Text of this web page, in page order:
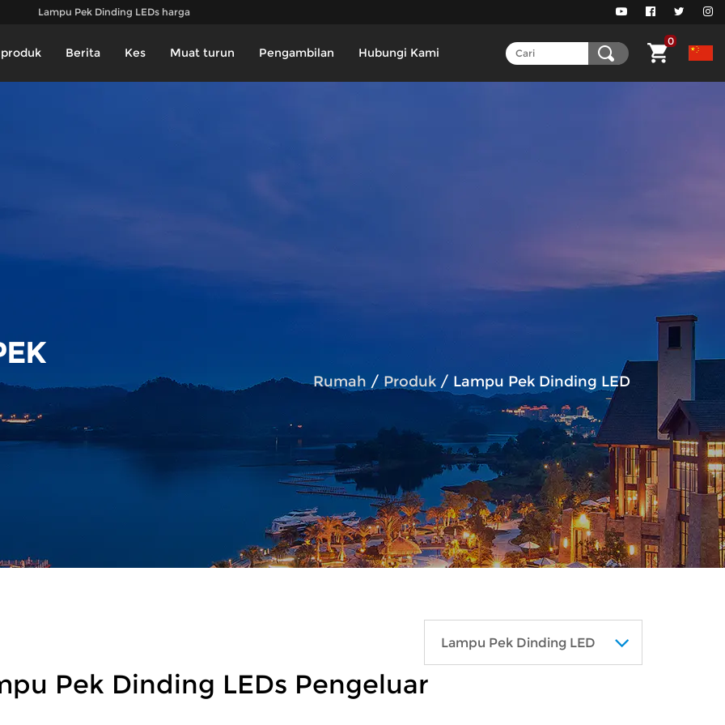
Lampu Pek Dinding LEDs harga
produk Berita Kes Muat turun Pengambilan Hubungi Kami
0
Rumah /Produk / Lampu Pek Dinding LED
Lampu Pek Dinding LED
Pek Dinding LEDs Pengeluar